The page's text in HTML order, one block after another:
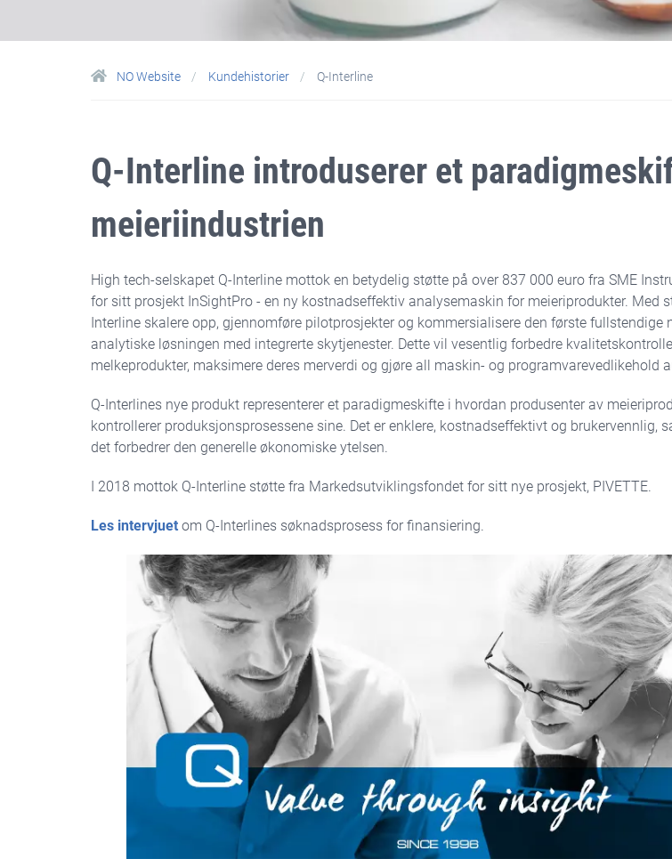
NO Website Kundehistorier Q-Interline
Q-Interline introduserer et
meieriindustrien
High tech-selskapet Q-Interline mottok en betydelig støtte på over 837 000 euro fra SME
for sitt prosjekt InSightPro - en ny kostnadseffektiv analysemaskin for meieriprodukter. Med
Interline skalere opp, gjennomføre pilotprosjekter og kommersialisere den første fullstendige
analytiske løsningen med integrerte skytjenester. Dette vil vesentlig forbedre
melkeprodukter, maksimere deres merverdi og gjøre all maskin- og programvarevedlikehold
Q-Interlines nye produkt representerer et paradigmeskifte i hvordan produsenter av
kontrollerer produksjonsprosessene sine. Det er enklere, kostnadseffektivt og brukervennlig,
det forbedrer den generelle økonomiske ytelsen.
I 2018 mottok Q-Interline støtte fra Markedsutviklingsfondet for sitt nye prosjekt, PIVETTE.
Les intervjuet om Q-Interlines søknadsprosess for finansiering.